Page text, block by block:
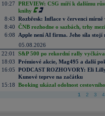
10:27 PREVIEW: CSG míří k dalšímu
knihy
8:43 Rozbřesk: Inflace v červenci mírně
8:40 ČNB rozhodne o sazbách, trhy
6:08
Apple není AI firma. Jeho síla stojí
05.08.2026
22:01
S&P 500 po rekordní rally
18:03 Prémiové akcie, Mag495 a další
16:05 PODCAST ROZHOVORY: Eli
Kunové teprve na začátku
15:18 Booking ukázal odolnost
1 2 3 4